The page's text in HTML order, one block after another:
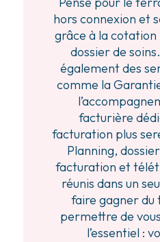
hors connexion et
grâce à la
dossier de
également des
comme la
facturière
facturation plus
Planning,
facturation et
réunis dans un
faire gagner du
permettre de
l’essentiel :